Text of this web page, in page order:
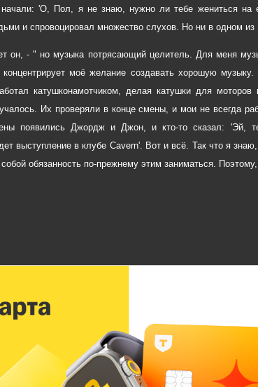
'O, Пол, я не знаю, нужно ли тебе жениться на
и спровоцировал множество слухов. Но ни в одном из
он, - " но музыка потрясающий целитель. Для меня
концентрирует моё желание создавать хорошую
катушконамотчиком, делая катушки для моторов
Их проверяли в конце смены, и мои не всегда
появились Джордж и Джон, и кто-то сказал: 'Эй,
выступление в клубе Cavern'. Вот и всё. Так что я
обязанность по-прежнему этим заниматься.